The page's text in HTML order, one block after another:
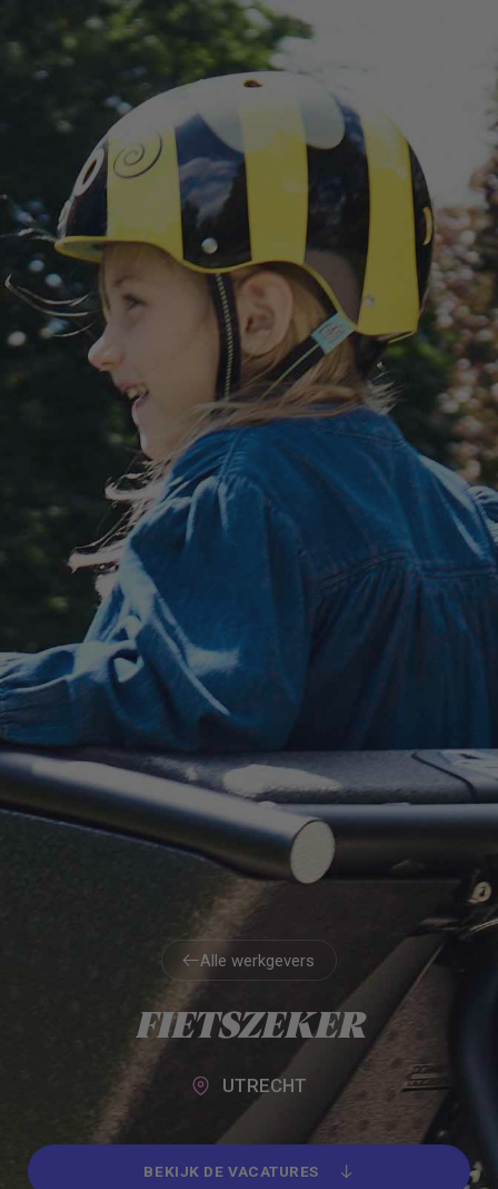
Alle werkgevers
FIETSZEKER
UTRECHT
BEKIJK DE VACATURES